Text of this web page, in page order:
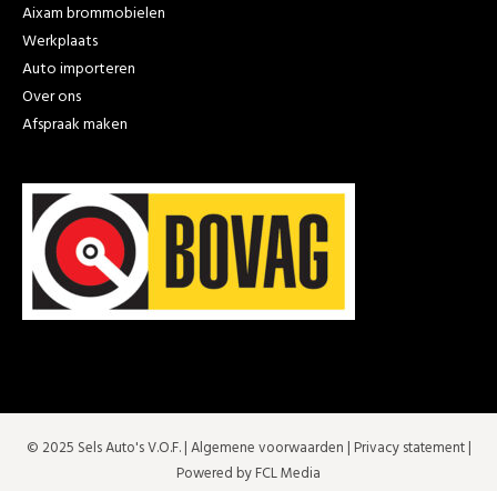
Aixam brommobielen
Werkplaats
Auto importeren
Over ons
Afspraak maken
© 2025 Sels Auto's V.O.F. |Algemene voorwaarden | Privacy statement|
Powered by FCL Media